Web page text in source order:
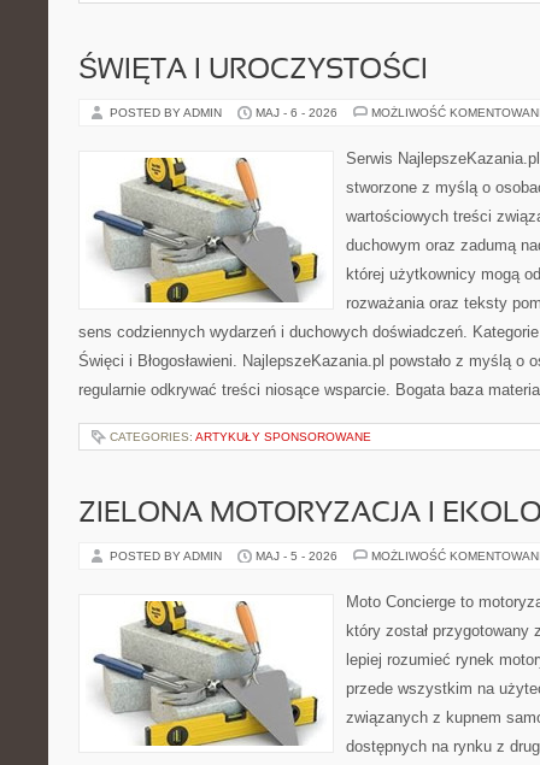
ŚWIĘTA I UROCZYSTOŚCI
POSTED BY ADMIN MAJ - 6 - 2026 MOŻLIWOŚĆ
Serwis
stworzone z myślą o
wartościowych treści
duchowym oraz zadumą
której użytkownicy mogą
rozważania oraz teksty
sens codziennych wydarzeń i duchowych doświadczeń.
Święci i Błogosławieni. NajlepszeKazania.pl powstało z myślą o
regularnie odkrywać treści niosące wsparcie. Bogata baza
CATEGORIES: ARTYKUŁY SPONSOROWANE
ZIELONA MOTORYZACJA I
POSTED BY ADMIN MAJ - 5 - 2026 MOŻLIWOŚĆ
Moto Concierge to
który został
lepiej rozumieć rynek
przede wszystkim na
związanych z kupnem
dostępnych na rynku z